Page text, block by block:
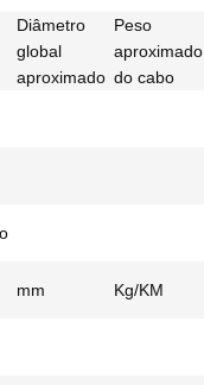
Diâmetro
global
aproximado
Peso
aproximado
do cabo
mm Kg/KM